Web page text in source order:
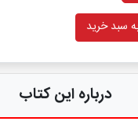
سبد خرید
درباره این کتاب